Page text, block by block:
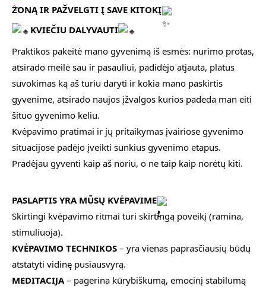
ZONĄ IR PAŽVELGTI Į SAVE KITOKĮ
KVIEČIU DALYVAUTI
Praktikos pakeitė mano gyvenimą iš esmės: nurimo protas,
atsirado meilė sau ir pasauliui, padidėjo atjauta, platus
suvokimas ką aš turiu daryti ir kokia mano paskirtis
gyvenime, atsirado naujos įžvalgos kurios padeda man eiti
šituo gyvenimo keliu.
Kvėpavimo pratimai ir jų pritaikymas įvairiose gyvenimo
situacijose padėjo įveikti sunkius gyvenimo etapus.
Pradėjau gyventi kaip aš noriu, o ne taip kaip norėtų kiti.
PASLAPTIS YRA MŪSŲ KVĖPAVIME
Skirtingi kvėpavimo ritmai turi skirtingą poveikį (ramina,
stimuliuoja).
KVĖPAVIMO TECHNIKOS – yra vienas paprasčiausių būdų
atstatyti vidinę pusiausvyrą.
MEDITACIJA – pagerina kūrybiškumą, emocinį stabilumą